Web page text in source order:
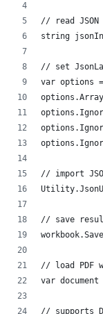
// read
string
// set
var options
// import
// save
// load PDF
var
// supports